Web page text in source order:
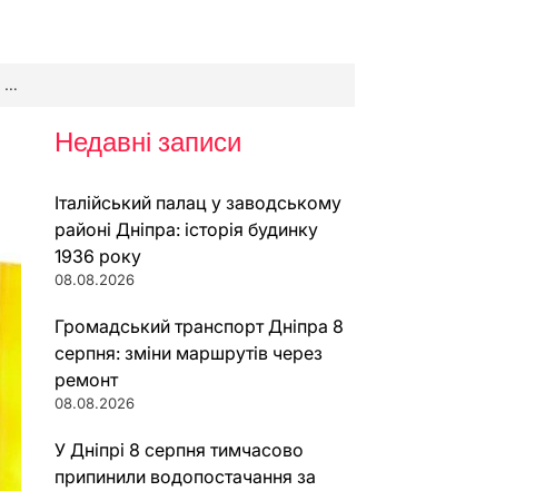
Недавні записи
Італійський палац у заводському
районі Дніпра: історія будинку
1936 року
08.08.2026
Громадський транспорт Дніпра 8
серпня: зміни маршрутів через
ремонт
08.08.2026
У Дніпрі 8 серпня тимчасово
припинили водопостачання за